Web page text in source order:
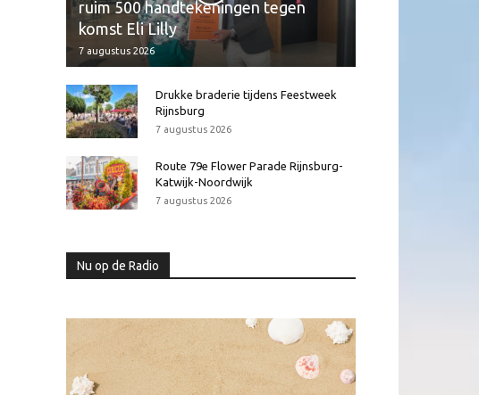
ruim 500 handtekeningen tegen
komst Eli Lilly
7 augustus 2026
Drukke braderie tijdens Feestweek
Rijnsburg
7 augustus 2026
Route 79e Flower Parade Rijnsburg-
Katwijk-Noordwijk
7 augustus 2026
Nu op de Radio